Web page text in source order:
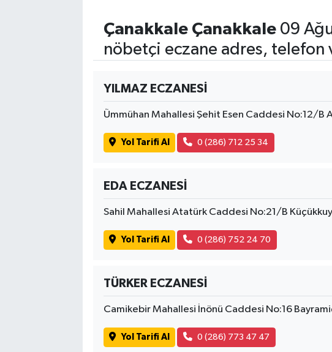
Çanakkale Çanakkale09
nöbetçi eczane adres, telefon
YILMAZ ECZANESİ
Ümmühan Mahallesi Şehit Esen Caddesi No:12/B
Yol Tarifi Al 0 (286) 712 25 34
EDA ECZANESİ
Sahil Mahallesi Atatürk Caddesi No:21/B
Yol Tarifi Al 0 (286) 752 24 70
TÜRKER ECZANESİ
Camikebir Mahallesi İnönü Caddesi No:16
Yol Tarifi Al 0 (286) 773 47 47